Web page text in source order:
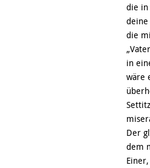
die in
die
in
wäre
Der
dem